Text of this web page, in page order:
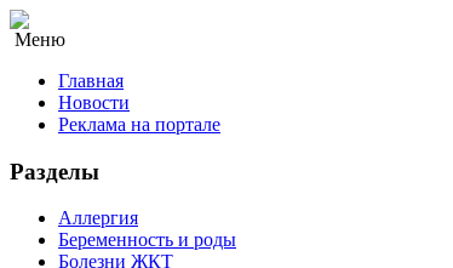
Меню
Главная
Новости
Реклама на портале
Разделы
Аллергия
Беременность и роды
Болезни ЖКТ